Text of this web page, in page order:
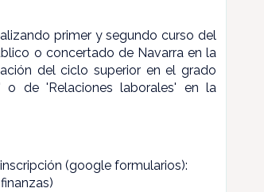
primer y segundo curso del
o concertado de Navarra en la
del ciclo superior en el grado
o de 'Relaciones laborales' en la
(google formularios):